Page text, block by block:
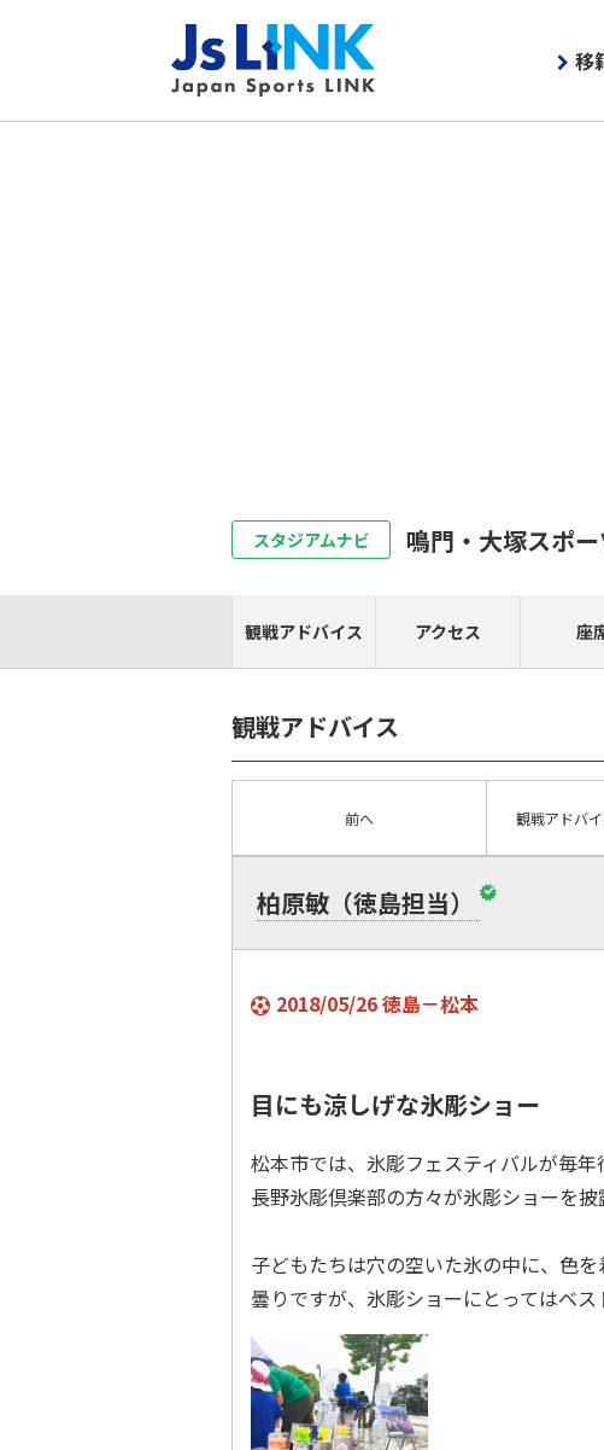
移
スタジアムナビ 鳴門・大塚スポ
観戦アドバイス アクセス 座
観戦アドバイス
前へ 観戦アドバイ
柏原敏（徳島担当）
2018/05/26 徳島－松本
目にも涼しげな氷彫ショー
松本市では、氷彫フェスティバルが毎
長野氷彫倶楽部の方々が氷彫ショーを披
子どもたちは穴の空いた氷の中に、色
曇りですが、氷彫ショーにとってはベス